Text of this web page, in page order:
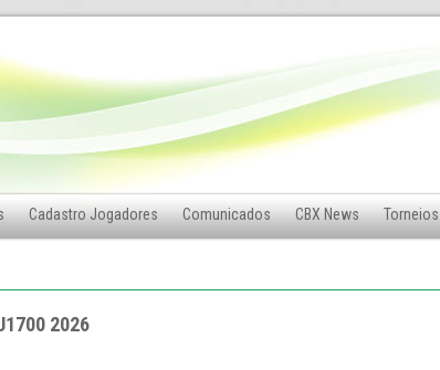
Cadastro Jogadores Comunicados CBX News Torneios
2026